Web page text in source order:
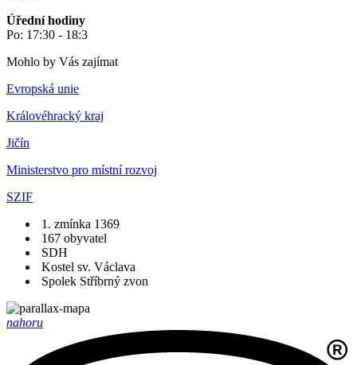
Úřední hodiny
Po: 17:30 - 18:3
Mohlo by Vás zajímat
Evropská unie
Královéhracký kraj
Jičín
Ministerstvo pro místní rozvoj
SZIF
1. zmínka 1369
167 obyvatel
SDH
Kostel sv. Václava
Spolek Stříbrný zvon
nahoru